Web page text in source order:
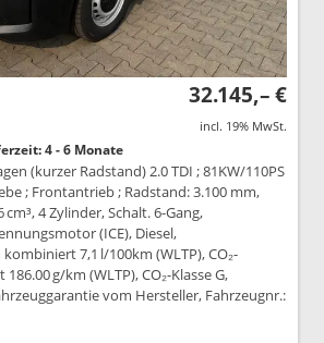
32.145,– €
incl. 19% MwSt.
4 - 6 Monate
(kurzer Radstand) 2.0 TDI ; 81KW/110PS
; Frontantrieb ; Radstand: 3.100 mm,
cm³, 4 Zylinder, Schalt. 6-Gang,
(ICE), Diesel,
7,1 l/100km (WLTP), CO₂-
g/km (WLTP), CO₂-Klasse G,
vom Hersteller, Fahrzeugnr.: